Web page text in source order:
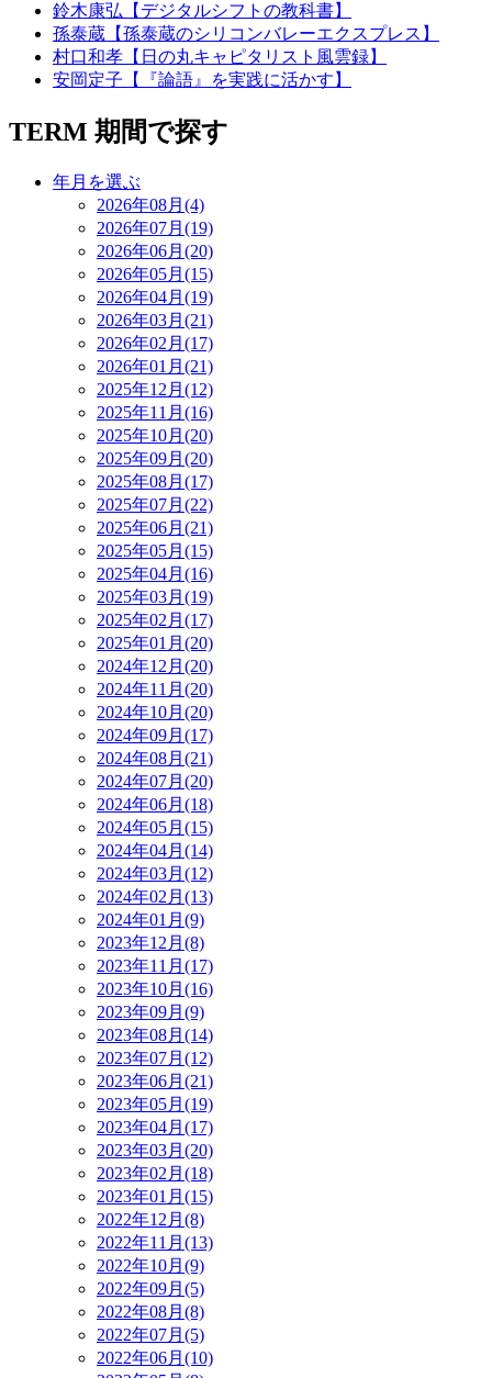
鈴木康弘【デジタルシフトの教科書】
孫泰蔵【孫泰蔵のシリコンバレーエクスプレス】
村口和孝【日の丸キャピタリスト風雲録】
安岡定子【『論語』を実践に活かす】
TERM 期間で探す
年月を選ぶ
2026年08月(4)
2026年07月(19)
2026年06月(20)
2026年05月(15)
2026年04月(19)
2026年03月(21)
2026年02月(17)
2026年01月(21)
2025年12月(12)
2025年11月(16)
2025年10月(20)
2025年09月(20)
2025年08月(17)
2025年07月(22)
2025年06月(21)
2025年05月(15)
2025年04月(16)
2025年03月(19)
2025年02月(17)
2025年01月(20)
2024年12月(20)
2024年11月(20)
2024年10月(20)
2024年09月(17)
2024年08月(21)
2024年07月(20)
2024年06月(18)
2024年05月(15)
2024年04月(14)
2024年03月(12)
2024年02月(13)
2024年01月(9)
2023年12月(8)
2023年11月(17)
2023年10月(16)
2023年09月(9)
2023年08月(14)
2023年07月(12)
2023年06月(21)
2023年05月(19)
2023年04月(17)
2023年03月(20)
2023年02月(18)
2023年01月(15)
2022年12月(8)
2022年11月(13)
2022年10月(9)
2022年09月(5)
2022年08月(8)
2022年07月(5)
2022年06月(10)